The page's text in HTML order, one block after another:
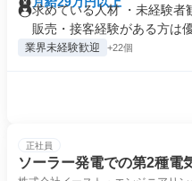
求めている人材 ・未経験者
販売・接客経験がある方は優
業界未経験歓迎 +22個
正社員
ソーラー発電での第2種電